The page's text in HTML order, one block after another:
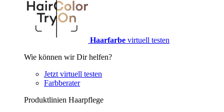
Haarfarbe virtuell testen
Wie können wir Dir helfen?
Jetzt virtuell testen
Farbberater
Produktlinien Haarpflege